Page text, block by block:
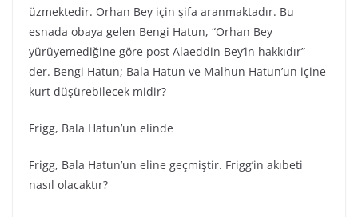
üzmektedir. Orhan Bey için şifa aranmaktadır. Bu
esnada obaya gelen Bengi Hatun, “Orhan Bey
yürüyemediğine göre post Alaeddin Bey’in hakkıdır”
der. Bengi Hatun; Bala Hatun ve Malhun Hatun’un içine
kurt düşürebilecek midir?
Frigg, Bala Hatun’un elinde
Frigg, Bala Hatun’un eline geçmiştir. Frigg’in akıbeti
nasıl olacaktır?